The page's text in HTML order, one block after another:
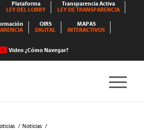
Plataforma
LEY DEL LOBBY
Transparencia Activa
LEY DE TRANSPARENCIA
OIRS
DIGITAL
MAPAS
INTERACTIVOS
Video ¿Cómo Navegar?
/ Noticias /